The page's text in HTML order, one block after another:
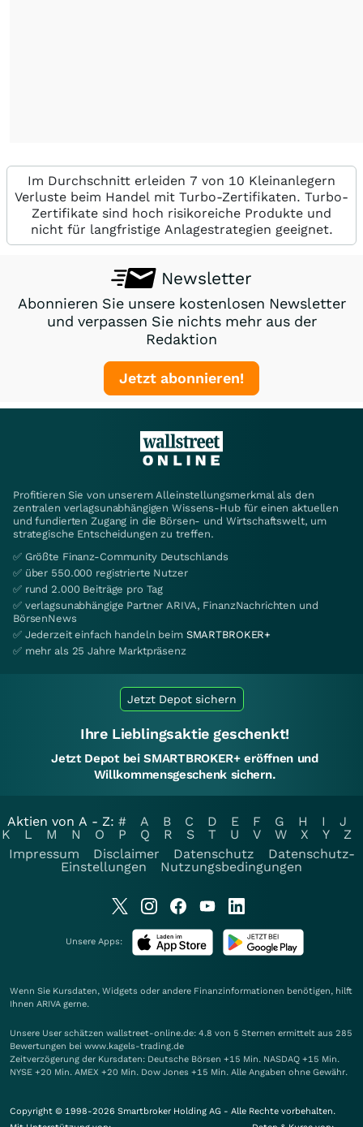
Im Durchschnitt erleiden 7 von 10 Kleinanlegern
Verluste beim Handel mit Turbo-Zertifikaten. Turbo-
Zertifikate sind hoch risikoreiche Produkte und
nicht für langfristige Anlagestrategien geeignet.
Newsletter
Abonnieren Sie unsere kostenlosen Newsletter
und verpassen Sie nichts mehr aus der
Redaktion
Jetzt abonnieren!
Profitieren Sie von unserem Alleinstellungsmerkmal als den
zentralen verlagsunabhängigen Wissens-Hub für einen aktuellen
und fundierten Zugang in die Börsen- und Wirtschaftswelt, um
strategische Entscheidungen zu treffen.
✅ Größte Finanz-Community Deutschlands
✅ über 550.000 registrierte Nutzer
✅ rund 2.000 Beiträge pro Tag
✅ verlagsunabhängige Partner ARIVA, FinanzNachrichten und
BörsenNews
✅ Jederzeit einfach handeln beim SMARTBROKER+
✅ mehr als 25 Jahre Marktpräsenz
Jetzt Depot sichern
Ihre Lieblingsaktie geschenkt!
Jetzt Depot bei SMARTBROKER+ eröffnen und
Willkommensgeschenk sichern.
Aktien von A - Z: # A B C D E F G H I
J
K
L M N O P Q R S T U V W X Y
Z
Impressum
Disclaimer Datenschutz
Datenschutz-
Einstellungen
Nutzungsbedingungen
Unsere Apps:
Wenn Sie Kursdaten, Widgets oder andere Finanzinformationen benötigen, hilft
Ihnen ARIVA gerne.
Unsere User schätzen wallstreet-online.de: 4.8 von 5 Sternen ermittelt aus 285
Bewertungen bei www.kagels-trading.de
Zeitverzögerung der Kursdaten: Deutsche Börsen +15 Min. NASDAQ +15 Min.
NYSE +20 Min. AMEX +20 Min. Dow Jones +15 Min. Alle Angaben ohne Gewähr.
Copyright © 1998-2026 Smartbroker Holding AG - Alle Rechte vorbehalten.